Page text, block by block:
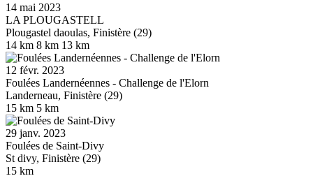
14 mai 2023
LA PLOUGASTELL
Plougastel daoulas, Finistère (29)
14 km 8 km 13 km
12 févr. 2023
Foulées Landernéennes - Challenge de l'Elorn
Landerneau, Finistère (29)
15 km 5 km
29 janv. 2023
Foulées de Saint-Divy
St divy, Finistère (29)
15 km